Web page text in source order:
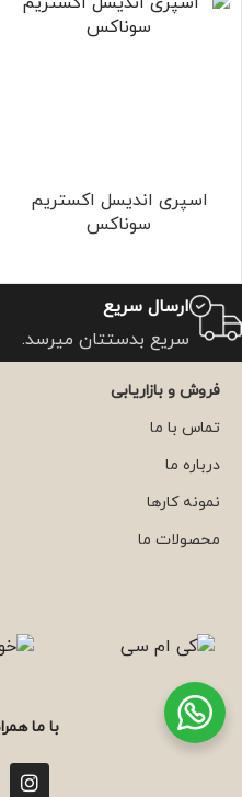
اسپری اندیسل اکستریم
سوناکس
ارسال سریع
سریع بدستتان میرسد.
فروش و بازاریابی
تماس با ما
درباره ما
نمونه کارها
محصولات ما
با ما